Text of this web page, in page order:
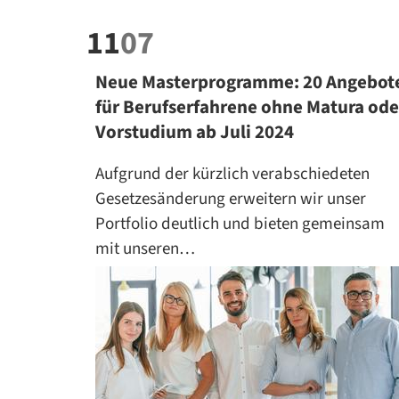
1107
Neue Masterprogramme: 20
für Berufserfahrene ohne Matura
Vorstudium ab Juli 2024
Aufgrund der kürzlich verabschiedeten
Gesetzesänderung erweitern wir unser
Portfolio deutlich und bieten gemeinsam
mit unseren…